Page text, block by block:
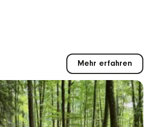
Mehr erfahren